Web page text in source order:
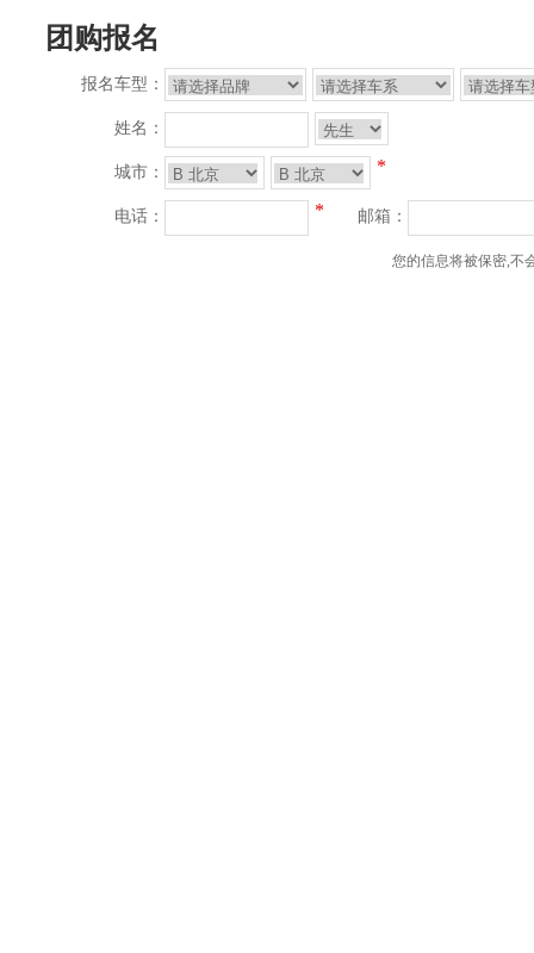
团购报名
报名车型：
姓名：
城市： *
电话： * 邮箱：
您的信息将被保密,不